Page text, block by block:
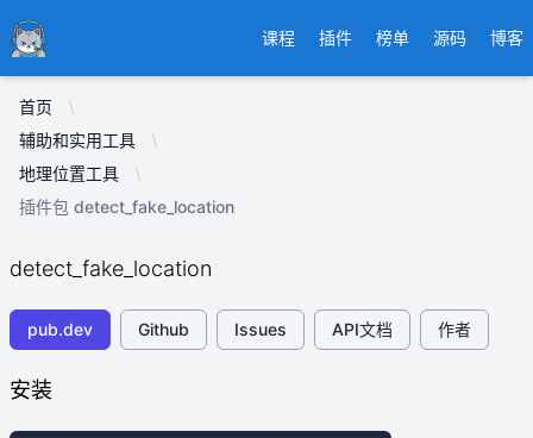
Ducafecat 课程 插件 榜单 源码 博客
首页
辅助和实用工具
地理位置工具
插件包 detect_fake_location
detect_fake_location
pub.dev Github Issues API文档 作者
安装